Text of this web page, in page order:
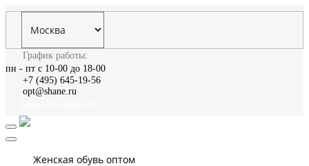
График работы:
пн - пт с 10-00 до 18-00
+7 (495) 645-19-56
opt@shane.ru
Женская обувь оптом